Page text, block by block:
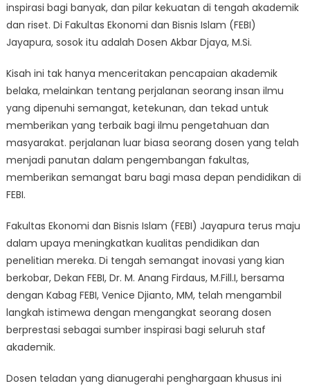
inspirasi bagi banyak, dan pilar kekuatan di tengah akademik
dan riset. Di Fakultas Ekonomi dan Bisnis Islam (FEBI)
Jayapura, sosok itu adalah Dosen Akbar Djaya, M.Si.
Kisah ini tak hanya menceritakan pencapaian akademik
belaka, melainkan tentang perjalanan seorang insan ilmu
yang dipenuhi semangat, ketekunan, dan tekad untuk
memberikan yang terbaik bagi ilmu pengetahuan dan
masyarakat. perjalanan luar biasa seorang dosen yang telah
menjadi panutan dalam pengembangan fakultas,
memberikan semangat baru bagi masa depan pendidikan di
FEBI.
Fakultas Ekonomi dan Bisnis Islam (FEBI) Jayapura terus maju
dalam upaya meningkatkan kualitas pendidikan dan
penelitian mereka. Di tengah semangat inovasi yang kian
berkobar, Dekan FEBI, Dr. M. Anang Firdaus, M.Fill.I, bersama
dengan Kabag FEBI, Venice Djianto, MM, telah mengambil
langkah istimewa dengan mengangkat seorang dosen
berprestasi sebagai sumber inspirasi bagi seluruh staf
akademik.
Dosen teladan yang dianugerahi penghargaan khusus ini